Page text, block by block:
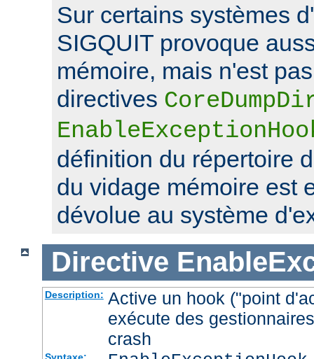
Sur certains systèmes
SIGQUIT provoque
mémoire, mais n'est
directives
définition du répertoire
du vidage mémoire est
dévolue au système
Directive
Description: Active un hook ("point
exécute des
crash